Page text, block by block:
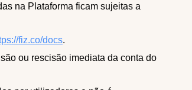
na Plataforma ficam sujeitas a
fiz.co/docs.
ou rescisão imediata da conta do